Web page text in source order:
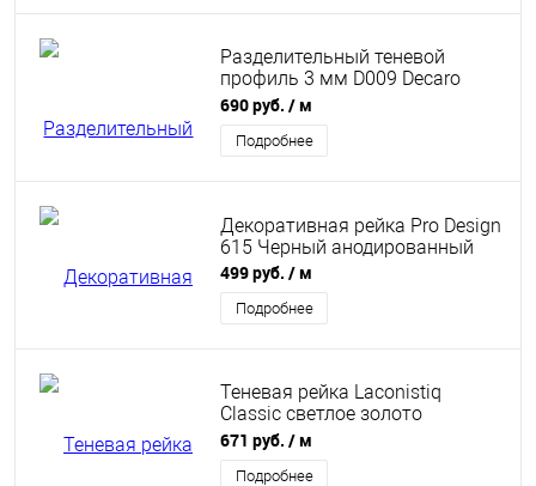
Разделительный теневой
профиль 3 мм D009 Decaro
Engineering анодированный
бронзовый
690 руб. / м
Подробнее
Декоративная рейка Pro Design
615 Черный анодированный
499 руб. / м
Подробнее
Теневая рейка Laconistiq
Classic светлое золото
8,8х10,7х3000 мм
671 руб. / м
Подробнее